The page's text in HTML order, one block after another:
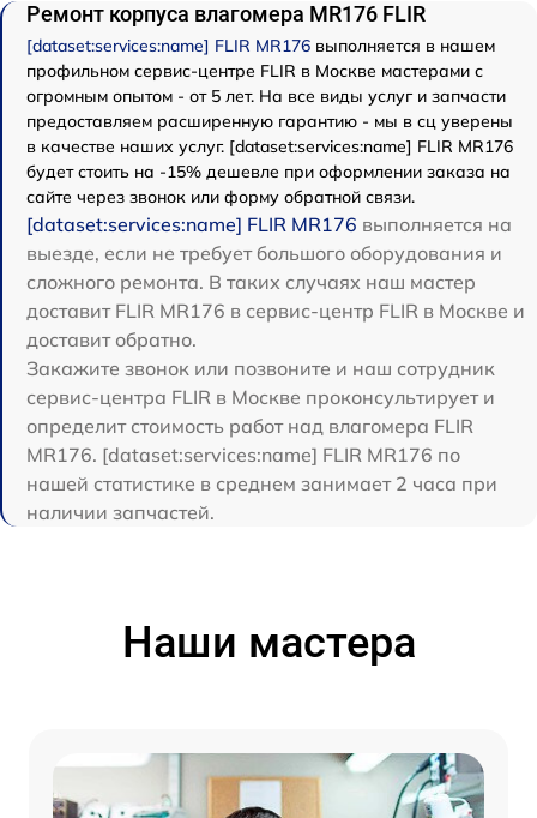
Ремонт корпуса влагомера MR176 FLIR
[dataset:services:name] FLIR MR176 выполняется в нашем
профильном сервис-центре FLIR в Москве мастерами с
огромным опытом - от 5 лет. На все виды услуг и запчасти
предоставляем расширенную гарантию - мы в сц уверены
в качестве наших услуг. [dataset:services:name] FLIR MR176
будет стоить на -15% дешевле при оформлении заказа на
сайте через звонок или форму обратной связи.
[dataset:services:name] FLIR MR176 выполняется на
выезде, если не требует большого оборудования и
сложного ремонта. В таких случаях наш мастер
доставит FLIR MR176 в сервис-центр FLIR в Москве и
доставит обратно.
Закажите звонок или позвоните и наш сотрудник
сервис-центра FLIR в Москве проконсультирует и
определит стоимость работ над влагомера FLIR
MR176. [dataset:services:name] FLIR MR176 по
нашей статистике в среднем занимает 2 часа при
наличии запчастей.
Наши мастера